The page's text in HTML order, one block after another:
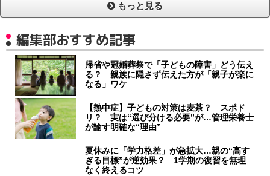
もっと見る
編集部おすすめ記事
帰省や冠婚葬祭で「子どもの障害」どう伝え
る？ 親族に隠さず伝えた方が「親子が楽に
なる」ワケ
【熱中症】子どもの対策は麦茶？ スポド
リ？ 実は“選び分ける必要”が…管理栄養士
が諭す明確な“理由”
夏休みに「学力格差」が急拡大…親の“高す
ぎる目標”が逆効果？ 1学期の復習を無理
なく終えるコツ